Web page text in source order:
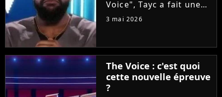
Voice", Tayc a fait une
proposition en or à
enregistrer un duo sur
son nouvel album
"Joÿa". Et le chanteur a
tenu...
3 mai 2026
The Voice : c'est quoi
cette nouvelle épreuve
?